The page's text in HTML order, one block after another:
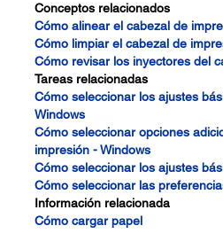
Conceptos relacionados
Cómo alinear el cabezal de
Cómo limpiar el cabezal de
Cómo revisar los inyectores del
Tareas relacionadas
Cómo seleccionar los ajustes
Windows
Cómo seleccionar opciones
impresión - Windows
Cómo seleccionar los ajustes
Cómo seleccionar las
Información relacionada
Cómo cargar papel